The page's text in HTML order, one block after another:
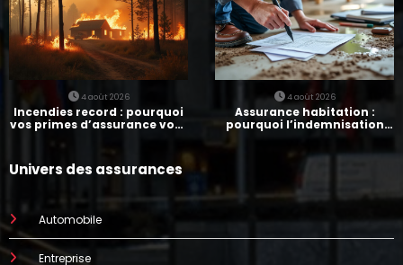
4 août 2026
Incendies record : pourquoi
vos primes d’assurance vont
4 août 2026
Assurance habitation :
pourquoi l’indemnisation
prend parfois 7 mois
Univers des assurances
Automobile
Entreprise